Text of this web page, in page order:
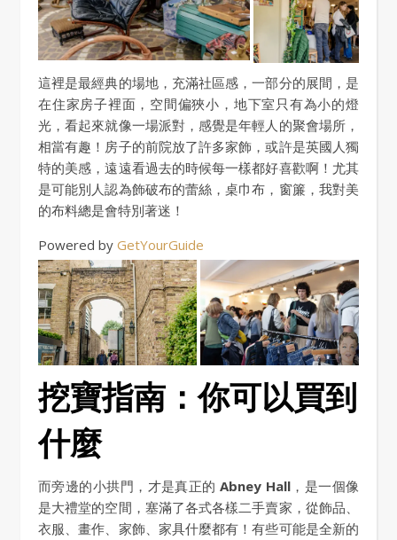
這裡是最經典的場地，充滿社區感，一部分的展間，是
在住家房子裡面，空間偏狹小，地下室只有為小的燈
光，看起來就像一場派對，感覺是年輕人的聚會場所，
相當有趣！房子的前院放了許多家飾，或許是英國人獨
特的美感，遠遠看過去的時候每一樣都好喜歡啊！尤其
是可能別人認為飾破布的蕾絲，桌巾布，窗簾，我對美
的布料總是會特別著迷！
Powered by GetYourGuide
挖寶指南：你可以買到
什麼
而旁邊的小拱門，才是真正的Abney Hall，是一個像
是大禮堂的空間，塞滿了各式各樣二手賣家，從飾品、
衣服、畫作、家飾、家具什麼都有！有些可能是全新的